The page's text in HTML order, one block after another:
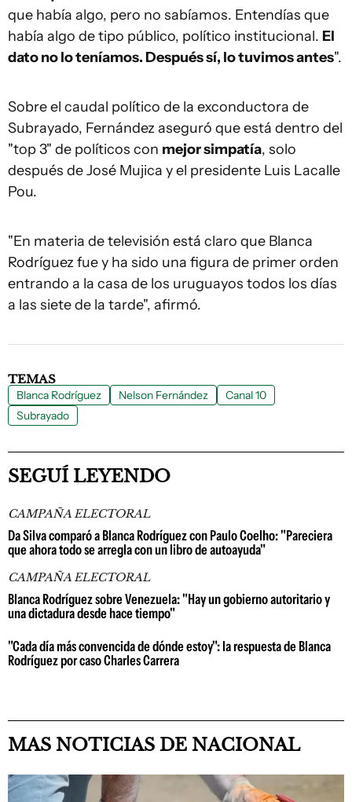
que había algo, pero no sabíamos. Entendías que
había algo de tipo público, político institucional. El
dato no lo teníamos. Después sí, lo tuvimos antes".
Sobre el caudal político de la exconductora de
Subrayado, Fernández aseguró que está dentro del
"top 3" de políticos con mejor simpatía, solo
después de José Mujica y el presidente Luis Lacalle
Pou.
"En materia de televisión está claro que Blanca
Rodríguez fue y ha sido una figura de primer orden
entrando a la casa de los uruguayos todos los días
a las siete de la tarde", afirmó.
TEMAS
Blanca Rodríguez Nelson Fernández
Canal 10
Subrayado
SEGUÍ LEYENDO
CAMPAÑA ELECTORAL
Da Silva comparó a Blanca Rodríguez con Paulo Coelho: "Pareciera
que ahora todo se arregla con un libro de autoayuda"
CAMPAÑA ELECTORAL
Blanca Rodríguez sobre Venezuela: "Hay un gobierno autoritario y
una dictadura desde hace tiempo"
"Cada día más convencida de dónde estoy": la respuesta de Blanca
Rodríguez por caso Charles Carrera
MAS NOTICIAS DE NACIONAL